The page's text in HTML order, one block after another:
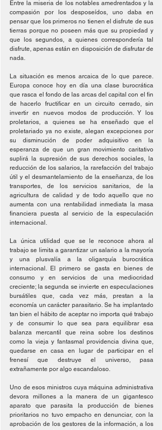
Entre la miseria de los notables amedrentados y la
compasión por los desposeídos, uno daba en
pensar que los primeros no tienen el disfrute de sus
tierras porque no poseen más que su propiedad y
que los segundos, a quienes correspondería tal
disfrute, apenas están en disposición de disfrutar de
nada.
La situación es menos arcaica de lo que parece.
Europa conoce hoy en día una clase burocrática
que rasca el fondo de las arcas del capital con el fin
de hacerlo fructificar en un circuito cerrado, sin
invertir en nuevos modos de producción. Y los
proletarios, a quienes se ha enseñado que el
proletariado ya no existe, alegan excepciones por
su disminución de poder adquisitivo en la
esperanza de que un gran movimiento caritativo
suplirá la supresión de sus derechos sociales, la
reducción de los salarios, la rarefacción del trabajo
útil y el desmantelamiento de la enseñanza, de los
transportes, de los servicios sanitarios, de la
agricultura de calidad y de todo aquello que no
aumenta con una rentabilidad inmediata la masa
financiera puesta al servicio de la especulación
internacional.
La única utilidad que se le reconoce ahora al
trabajo se limita a garantizar un salario a la mayoría
y una plusvalía a la oligarquía burocrática
internacional. El primero se gasta en bienes de
consumo y en servicios de una mediocridad
creciente; la segunda se invierte en especulaciones
bursátiles que, cada vez más, prestan a la
economía un carácter parasitario. Se ha implantado
tan bien el hábito de aceptar no importa qué trabajo
y de consumir lo que sea para equilibrar esa
balanza mercantil que reina sobre los destinos
como la vieja y fantasmal providencia divina que,
quedarse en casa en lugar de participar en el
frenesí que destruye el universo, pasa
extrañamente por algo escandaloso.
Uno de esos ministros cuya máquina administrativa
devora millones a la manera de un gigantesco
aparato que parasita la producción de bienes
prioritarios no tuvo empacho en denunciar, con la
aprobación de los gestores de la información, a los